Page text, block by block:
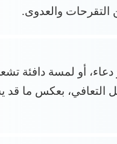
التقرحات والعدوى.
أو لمسة دافئة تشعره
التعافي، بعكس ما